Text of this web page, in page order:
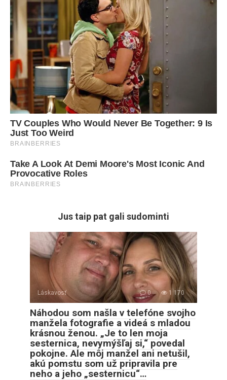
Jus taip pat gali sudominti
Láskavosť 0 1 170
Náhodou som našla v telefóne svojho
manžela fotografie a videá s mladou
krásnou ženou. „Je to len moja
sesternica, nevymýšľaj si,“ povedal
pokojne. Ale môj manžel ani netušil,
akú pomstu som už pripravila pre
neho a jeho „sesternicu“…